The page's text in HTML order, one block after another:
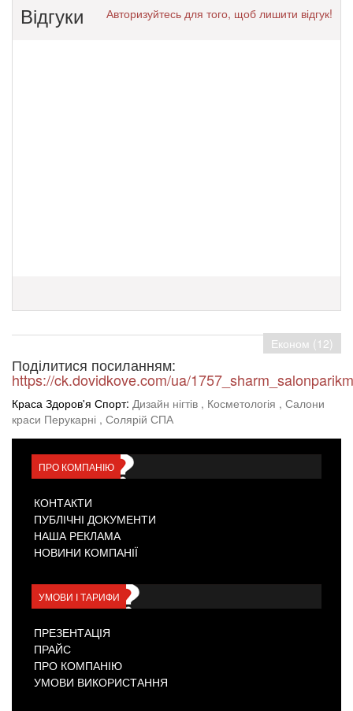
Відгуки Авторизуйтесь для того, щоб лишити відгук!
Економ (12)
Поділитися посиланням:
https://ck.dovidkove.com/ua/
Краса Здоров'я Спорт: Дизайн нігтів , Косметологія , Салони
краси Перукарні , Солярій СПА
ПРО КОМПАНІЮ
КОНТАКТИ
ПУБЛІЧНІ ДОКУМЕНТИ
НАША РЕКЛАМА
НОВИНИ КОМПАНІЇ
УМОВИ І ТАРИФИ
ПРЕЗЕНТАЦІЯ
ПРАЙС
ПРО КОМПАНІЮ
УМОВИ ВИКОРИСТАННЯ